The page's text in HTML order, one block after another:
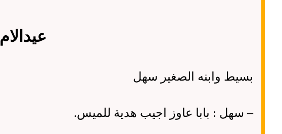
عيدالام
بسيط وابنه الصغير سهل
– سهل : بابا عاوز اجيب هدية للميس.